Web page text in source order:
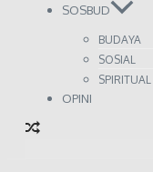
SOSBUD
BUDAYA
SOSIAL
SPIRITUAL
OPINI